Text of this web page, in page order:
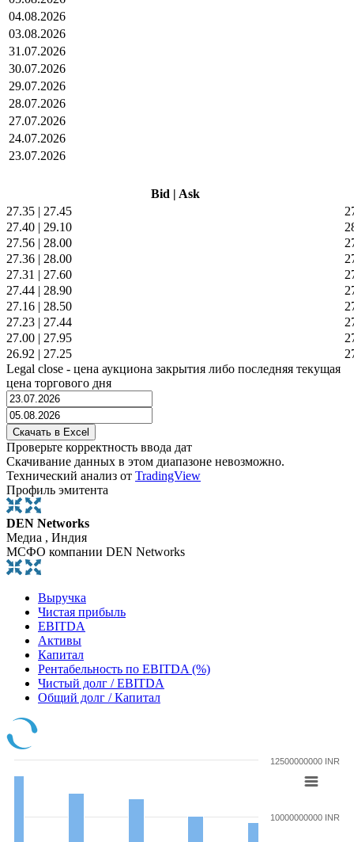
04.08.2026
03.08.2026
31.07.2026
30.07.2026
29.07.2026
28.07.2026
27.07.2026
24.07.2026
23.07.2026
Bid | Ask
27.35 | 27.45
27.40 | 29.10
27.56 | 28.00
27.36 | 28.00
27.31 | 27.60
27.44 | 28.90
27.16 | 28.50
27.23 | 27.44
27.00 | 27.95
26.92 | 27.25
Legal close - цена аукциона закрытия либо последняя текущая
цена торгового дня
Проверьте корректность ввода дат
Скачивание данных в этом диапазоне невозможно.
Технический анализ от TradingView
Профиль эмитента
DEN Networks
Медиа , Индия
МСФО компании DEN Networks
Выручка
Чистая прибыль
EBITDA
Активы
Капитал
Рентабельность по EBITDA (%)
Чистый долг / EBITDA
Общий долг / Капитал
10000000000 INR
12500000000 INR